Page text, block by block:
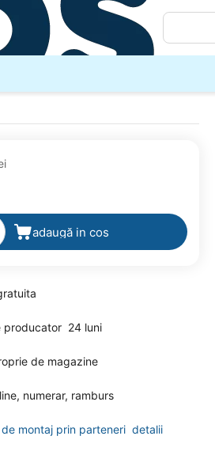
adaugă in cos
producator 24 luni
de magazine
numerar, ramburs
montaj prin parteneri detalii